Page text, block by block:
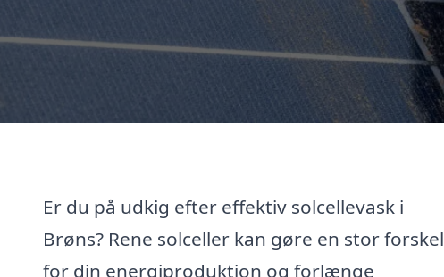
Er du på udkig efter effektiv solcellevask i
Brøns? Rene solceller kan gøre en stor forskel
for din energiproduktion og forlænge